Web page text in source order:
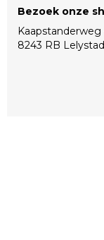
Bezoek onze
Kaapstanderweg
8243 RB Lelystad